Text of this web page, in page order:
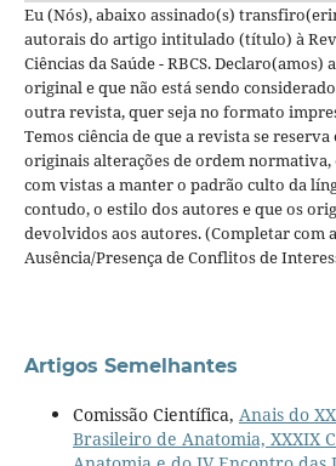
Eu (Nós), abaixo assinado(s)
autorais do artigo intitulado (título) à
Ciências da Saúde - RBCS.
original e que não está sendo
outra revista, quer seja no formato
Temos ciência de que a revista se
originais alterações de ordem
com vistas a manter o padrão culto da
contudo, o estilo dos autores e que os
devolvidos aos autores. (Completar com
Ausência/Presença de Conflitos de
Artigos Semelhantes
Comissão Científica, Anais do
Brasileiro de Anatomia, XXXIX